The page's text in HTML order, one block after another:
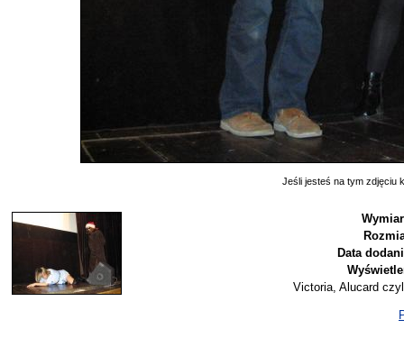
Jeśli jesteś na tym zdjęciu
Data
Victoria, Alucard